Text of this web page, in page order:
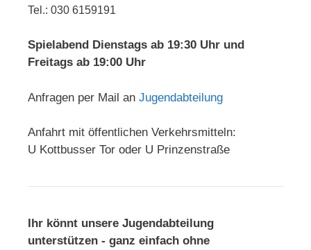
Tel.: 030 6159191
Spielabend Dienstags ab 19:30 Uhr und
Freitags ab 19:00 Uhr
Anfragen per Mail an Jugendabteilung
Anfahrt mit öffentlichen Verkehrsmitteln:
U Kottbusser Tor oder U Prinzenstraße
Ihr könnt unsere Jugendabteilung
unterstützen - ganz einfach ohne